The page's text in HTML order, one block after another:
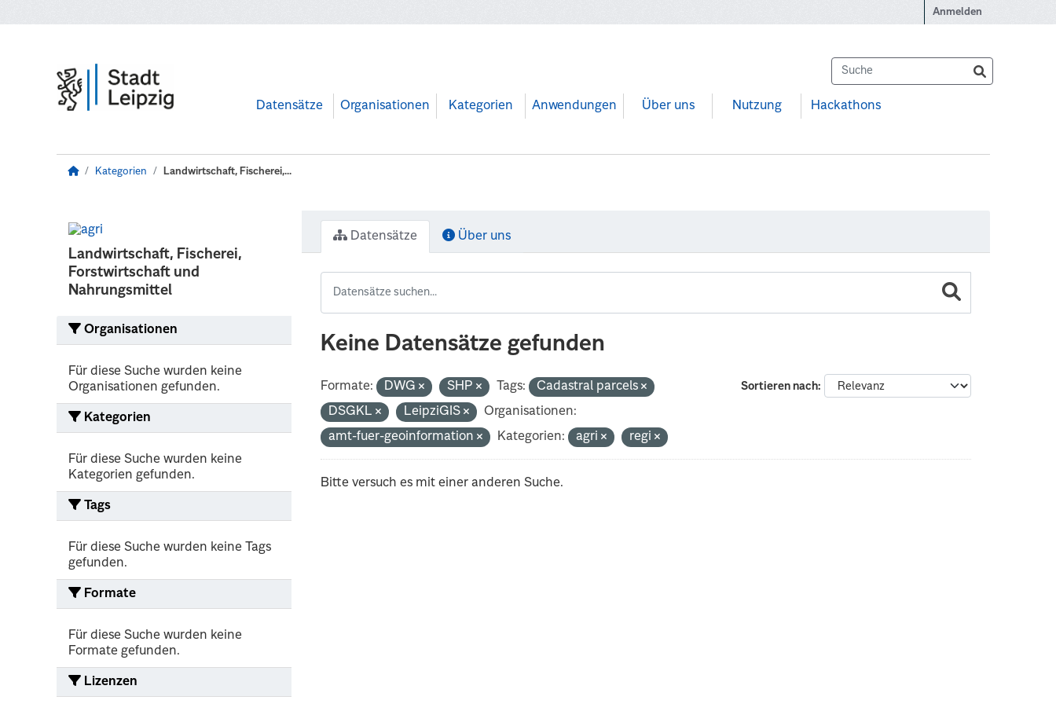
Anmelden
Datensätze Organisationen Kategorien Anwendungen Über uns Nutzung Hackathons
Kategorien Landwirtschaft, Fischerei,...
Landwirtschaft, Fischerei,
Forstwirtschaft und
Nahrungsmittel
Organisationen
Für diese Suche wurden keine
Organisationen gefunden.
Kategorien
Für diese Suche wurden keine
Kategorien gefunden.
Tags
Für diese Suche wurden keine Tags
gefunden.
Formate
Für diese Suche wurden keine
Formate gefunden.
Lizenzen
Datensätze Über uns
Keine Datensätze gefunden
Sortieren nach
Formate: DWG SHP Tags:
Cadastral parcels
DSGKL
LeipziGIS
Organisationen:
amt-fuer-geoinformation
Kategorien: agri regi
Bitte versuch es mit einer anderen Suche.